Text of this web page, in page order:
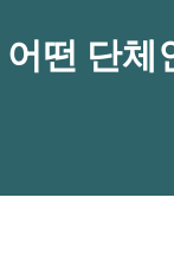
떤 단체